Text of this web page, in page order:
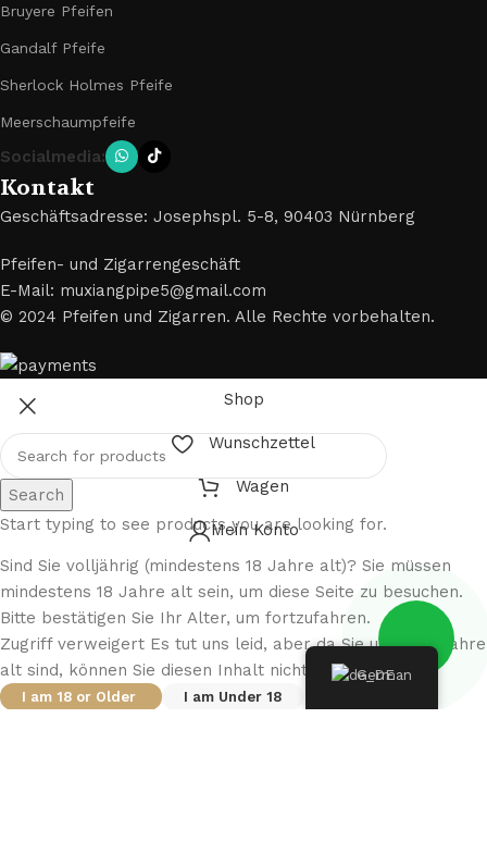
Bruyere Pfeifen
Gandalf Pfeife
Sherlock Holmes Pfeife
Meerschaumpfeife
Socialmedia:
Kontakt
Geschäftsadresse: Josephspl. 5-8, 90403 Nürnberg
Pfeifen- und Zigarrengeschäft
E-Mail: muxiangpipe5@gmail.com
© 2024 Pfeifen und Zigarren. Alle Rechte vorbehalten.
Search
Start typing to see products you are looking for.
Shop
Wunschzettel
Wagen
Mein Konto
Sind Sie volljährig (mindestens 18 Jahre alt)? Sie müssen
mindestens 18 Jahre alt sein, um diese Seite zu besuchen.
Bitte bestätigen Sie Ihr Alter, um fortzufahren.
Zugriff verweigert Es tut uns leid, aber da Sie unter 18 Jahre
alt sind, können Sie diesen Inhalt nicht aufrufen.
I am 18 or Older I am Under 18
German